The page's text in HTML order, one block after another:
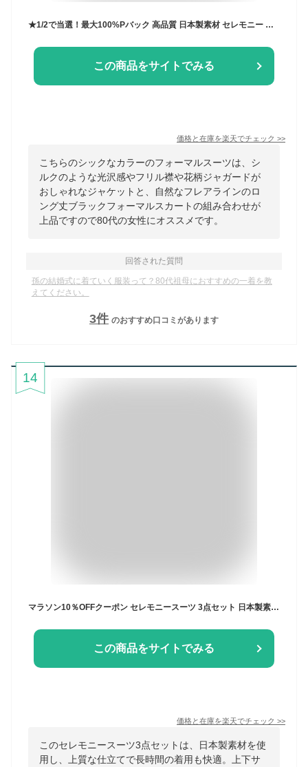
この商品をサイトでみる
価格と在庫を楽天でチェック >>
こちらのシックなカラーのフォーマルスーツは、シ
ルクのような光沢感やフリル襟や花柄ジャガードが
おしゃれなジャケットと、自然なフレアラインのロ
ング丈ブラックフォーマルスカートの組み合わせが
上品ですので80代の女性にオススメです。
回答された質問
孫の結婚式に着ていく服装って？80代祖母におすすめの一着を教
えてください。
3件 のおすすめ口コミがあります
14
この商品をサイトでみる
価格と在庫を楽天でチェック >>
このセレモニースーツ3点セットは、日本製素材を使
用し、上質な仕立てで長時間の着用も快適。上下サ